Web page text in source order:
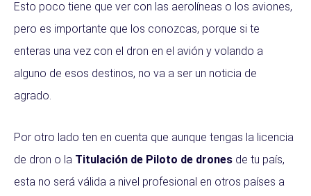
Esto poco tiene que ver con las aerolíneas o los aviones,
pero es importante que los conozcas, porque si te
enteras una vez con el dron en el avión y volando a
alguno de esos destinos, no va a ser un noticia de
agrado.
Por otro lado ten en cuenta que aunque tengas la licencia
de dron o la Titulación de Piloto de drones de tu país,
esta no será válida a nivel profesional en otros países a